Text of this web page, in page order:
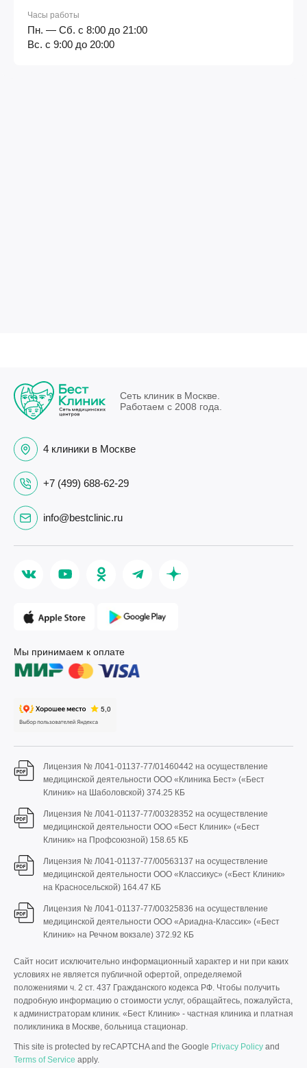
Часы работы
Пн. — Сб. с 8:00 до 21:00
Вс. с 9:00 до 20:00
Сеть клиник в Москве.
Работаем с 2008 года.
4 клиники в Москве
+7 (499) 688-62-29
info@bestclinic.ru
Мы принимаем к оплате
Лицензия № Л041-01137-77/01460442 на осуществление
медицинской деятельности ООО «Клиника Бест» («Бест
Клиник» на Шаболовской) 374.25 КБ
Лицензия № Л041-01137-77/00328352 на осуществление
медицинской деятельности ООО «Бест Клиник» («Бест
Клиник» на Профсоюзной) 158.65 КБ
Лицензия № Л041-01137-77/00563137 на осуществление
медицинской деятельности ООО «Классикус» («Бест Клиник»
на Красносельской) 164.47 КБ
Лицензия № Л041-01137-77/00325836 на осуществление
медицинской деятельности ООО «Ариадна-Классик» («Бест
Клиник» на Речном вокзале) 372.92 КБ
Сайт носит исключительно информационный характер и ни при каких
условиях не является публичной офертой, определяемой
положениями ч. 2 ст. 437 Гражданского кодекса РФ. Чтобы получить
подробную информацию о стоимости услуг, обращайтесь, пожалуйста,
к администраторам клиник. «Бест Клиник» - частная клиника и платная
поликлиника в Москве, больница стационар.
This site is protected by reCAPTCHA and the Google Privacy Policy and
Terms of Service apply.